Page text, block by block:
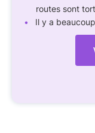
routes sont
Il y a